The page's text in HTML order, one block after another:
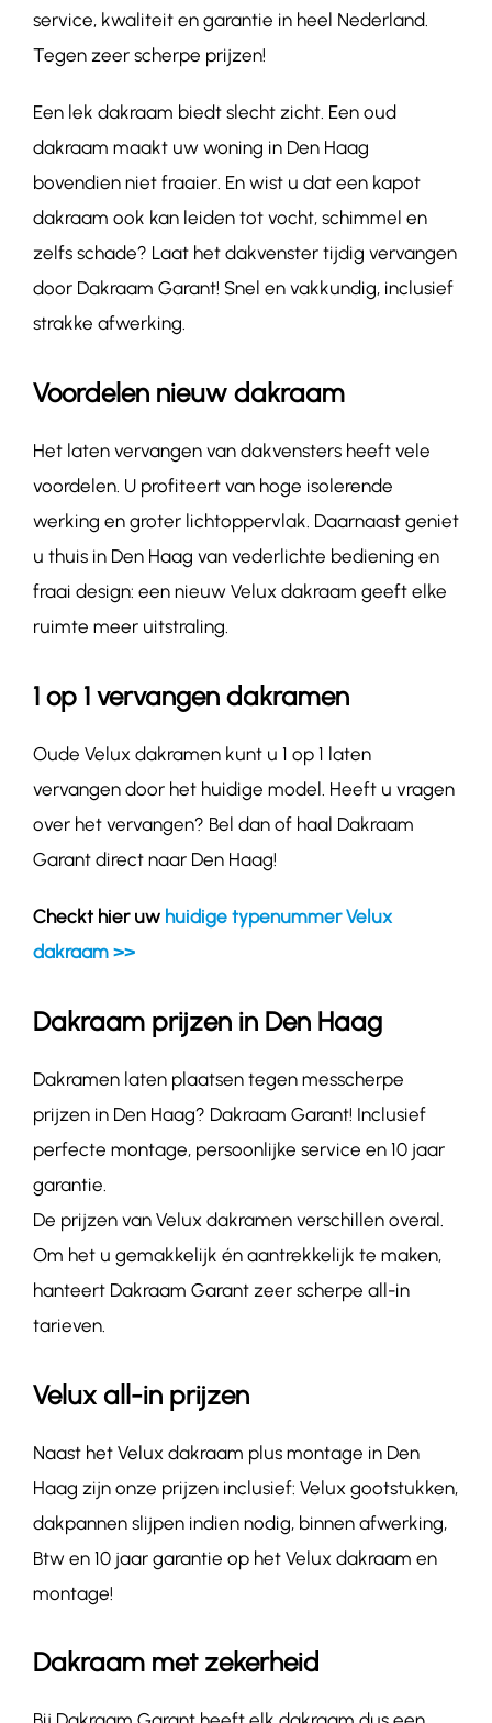
service, kwaliteit en garantie in heel Nederland.
Tegen zeer scherpe prijzen!
Een lek dakraam biedt slecht zicht. Een oud
dakraam maakt uw woning in Den Haag
bovendien niet fraaier. En wist u dat een kapot
dakraam ook kan leiden tot vocht, schimmel en
zelfs schade? Laat het dakvenster tijdig vervangen
door Dakraam Garant! Snel en vakkundig, inclusief
strakke afwerking.
Voordelen nieuw dakraam
Het laten vervangen van dakvensters heeft vele
voordelen. U profiteert van hoge isolerende
werking en groter lichtoppervlak. Daarnaast geniet
u thuis in Den Haag van vederlichte bediening en
fraai design: een nieuw Velux dakraam geeft elke
ruimte meer uitstraling.
1 op 1 vervangen dakramen
Oude Velux dakramen kunt u 1 op 1 laten
vervangen door het huidige model. Heeft u vragen
over het vervangen? Bel dan of haal Dakraam
Garant direct naar Den Haag!
Checkt hier uw huidige typenummer Velux
dakraam >>
Dakraam prijzen in Den Haag
Dakramen laten plaatsen tegen messcherpe
prijzen in Den Haag? Dakraam Garant! Inclusief
perfecte montage, persoonlijke service en 10 jaar
garantie.
De prijzen van Velux dakramen verschillen overal.
Om het u gemakkelijk én aantrekkelijk te maken,
hanteert Dakraam Garant zeer scherpe all-in
tarieven.
Velux all-in prijzen
Naast het Velux dakraam plus montage in Den
Haag zijn onze prijzen inclusief: Velux gootstukken,
dakpannen slijpen indien nodig, binnen afwerking,
Btw en 10 jaar garantie op het Velux dakraam en
montage!
Dakraam met zekerheid